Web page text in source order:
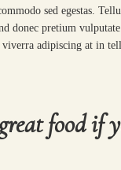
sed egestas.
donec pretium vulputate
adipiscing at in
food if